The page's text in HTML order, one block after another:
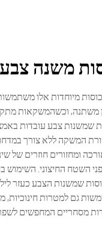
משנה צבע
מיוחדות אלו משתמשות
וכשהמשקאות
צבע עובדות
המשקה ללא צורך
ומחזורים חוזרים של
החיצוני. השימוש
שמשנות הצבע כעזר
גם למטרות חינוכיות,
מסחריים המחפשים